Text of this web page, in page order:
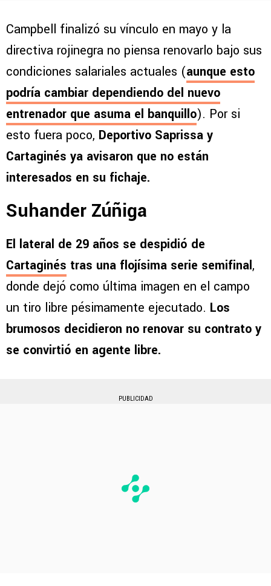
Campbell finalizó su vínculo en mayo y la
directiva rojinegra no piensa renovarlo bajo sus
condiciones salariales actuales (aunque esto
podría cambiar dependiendo del nuevo
entrenador que asuma el banquillo). Por si
esto fuera poco, Deportivo Saprissa y
Cartaginés ya avisaron que no están
interesados en su fichaje.
Suhander Zúñiga
El lateral de 29 años se despidió de
Cartaginés tras una flojísima serie semifinal,
donde dejó como última imagen en el campo
un tiro libre pésimamente ejecutado. Los
brumosos decidieron no renovar su contrato y
se convirtió en agente libre.
PUBLICIDAD